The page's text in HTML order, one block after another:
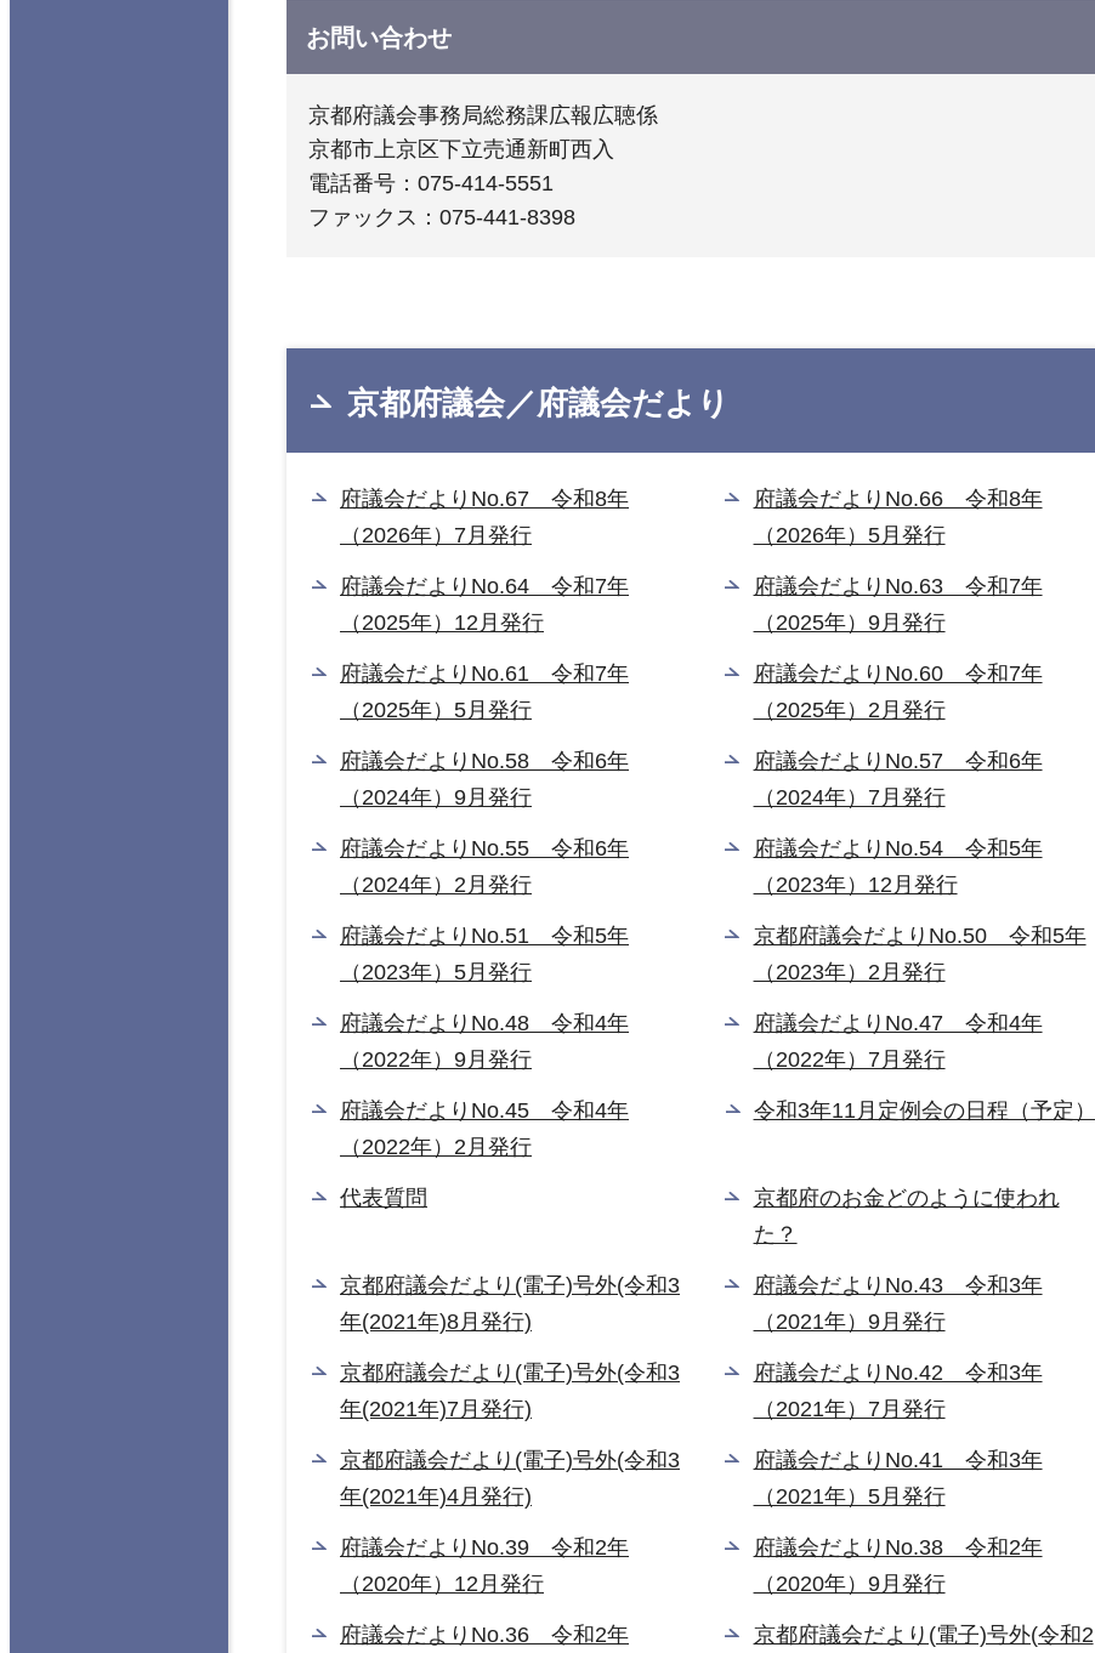
お問い合わせ
京都府議会事務局総務課広報広聴係
京都市上京区下立売通新町西入
電話番号：075-414-5551
ファックス：075-441-8398
京都府議会／府議会だより
府議会だよりNo.67 令和8年
（2026年）7月発行
府議会だよりNo.66 令和8年
（2026年）5月発行
府議会だよりNo.64 令和7年
（2025年）12月発行
府議会だよりNo.63 令和7年
（2025年）9月発行
府議会だよりNo.61 令和7年
（2025年）5月発行
府議会だよりNo.60 令和7年
（2025年）2月発行
府議会だよりNo.58 令和6年
（2024年）9月発行
府議会だよりNo.57 令和6年
（2024年）7月発行
府議会だよりNo.55 令和6年
（2024年）2月発行
府議会だよりNo.54 令和5年
（2023年）12月発行
府議会だよりNo.51 令和5年
（2023年）5月発行
京都府議会だよりNo.50 令和5年
（2023年）2月発行
府議会だよりNo.48 令和4年
（2022年）9月発行
府議会だよりNo.47 令和4年
（2022年）7月発行
府議会だよりNo.45 令和4年
（2022年）2月発行
令和3年11月定例会の日程（予定）
代表質問
京都府のお金どのように使われ
た？
京都府議会だより(電子)号外(令和3
年(2021年)8月発行)
府議会だよりNo.43 令和3年
（2021年）9月発行
京都府議会だより(電子)号外(令和3
年(2021年)7月発行)
府議会だよりNo.42 令和3年
（2021年）7月発行
京都府議会だより(電子)号外(令和3
年(2021年)4月発行)
府議会だよりNo.41 令和3年
（2021年）5月発行
府議会だよりNo.39 令和2年
（2020年）12月発行
府議会だよりNo.38 令和2年
（2020年）9月発行
府議会だよりNo.36 令和2年
京都府議会だより(電子)号外(令和2